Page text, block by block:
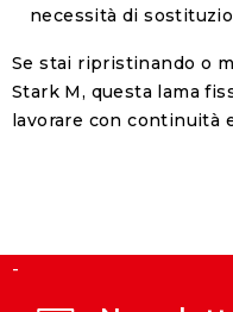
necessità di
Se stai ripristinando o
Stark M, questa lama
lavorare con continuità
-